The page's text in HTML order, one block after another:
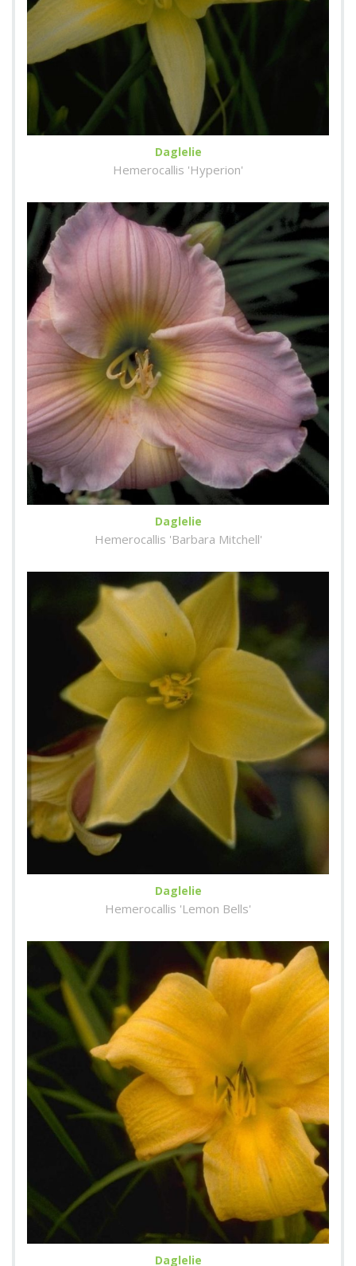
Daglelie
Hemerocallis 'Hyperion'
Daglelie
Hemerocallis 'Barbara Mitchell'
Daglelie
Hemerocallis 'Lemon Bells'
Daglelie